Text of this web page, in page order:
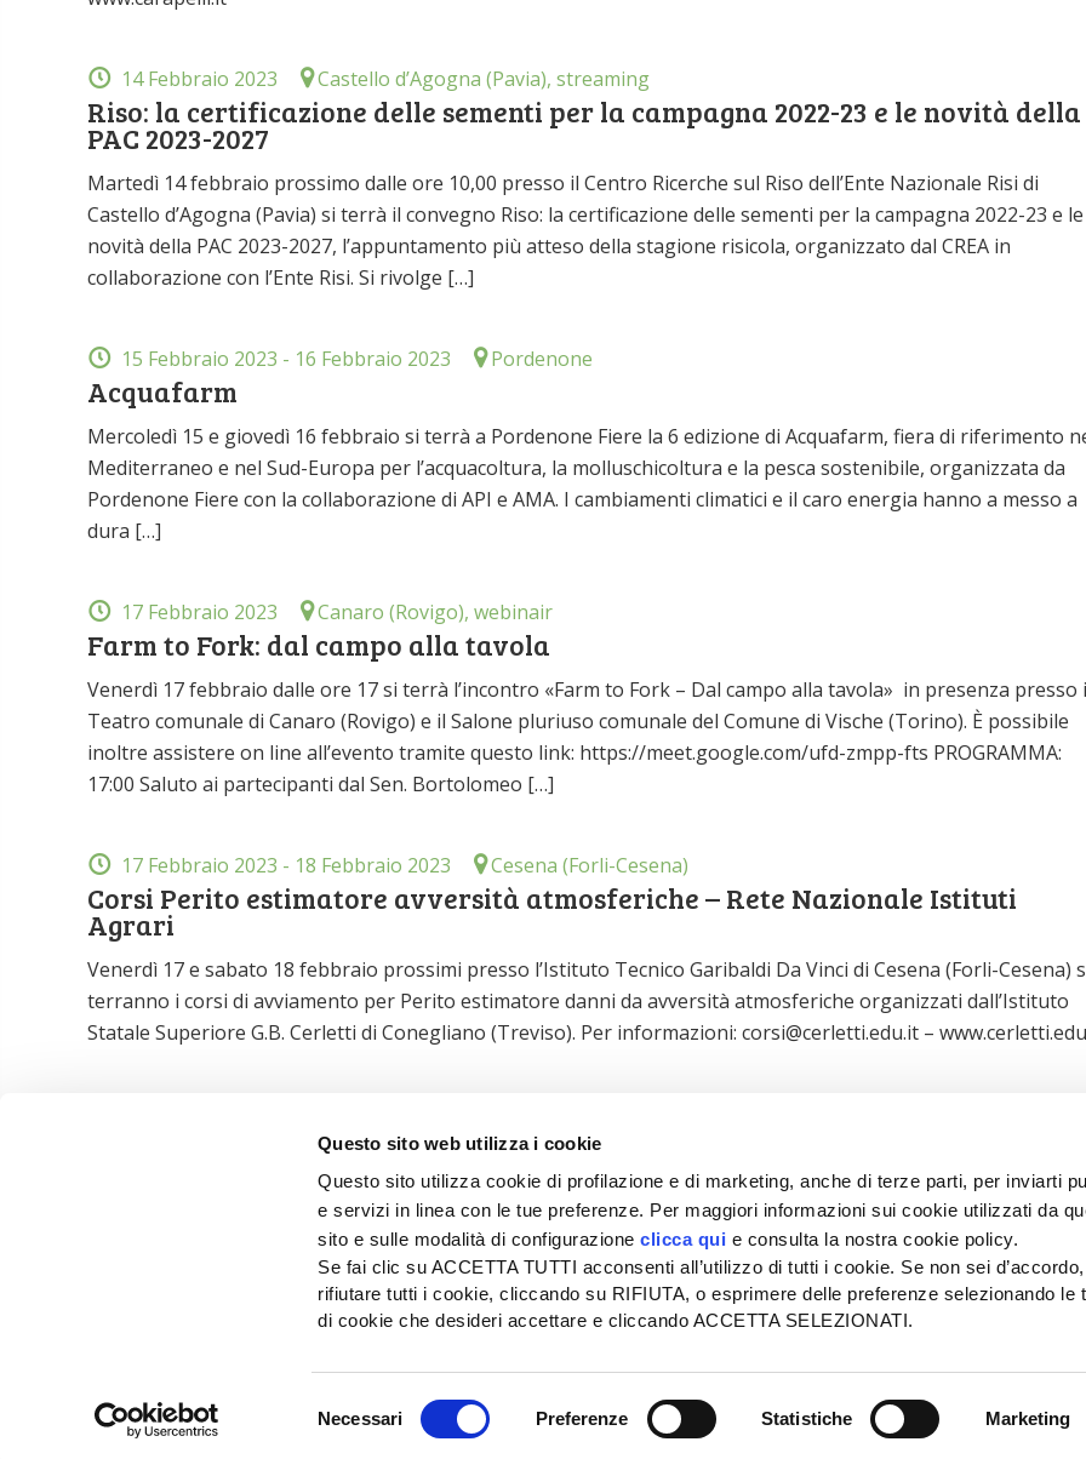
Questo sito web utilizza i cookie
Questo sito utilizza cookie di profilazione e di marketing, anche di terze parti, per inviarti
e servizi in linea con le tue preferenze. Per maggiori informazioni sui cookie utilizzati da
sito e sulle modalità di configurazioneclicca qui e consulta la nostra cookie policy.
Se fai clic su ACCETTA TUTTI acconsenti all’utilizzo di tutti i cookie. Se non sei
rifiutare tutti i cookie, cliccando su RIFIUTA, o esprimere delle preferenze selezionando le
di cookie che desideri accettare e cliccando ACCETTA SELEZIONATI.
Necessari Preferenze Statistiche Marketing
14 Febbraio 2023 Castello d’Agogna (Pavia), streaming
Riso: la certificazione delle sementi per la campagna 2022-23 e le novità della
PAC 2023-2027
Martedì 14 febbraio prossimo dalle ore 10,00 presso il Centro Ricerche sul Riso dell’Ente Nazionale Risi di
Castello d’Agogna (Pavia) si terrà il convegno Riso: la certificazione delle sementi per la campagna 2022-23 e le
novità della PAC 2023-2027, l’appuntamento più atteso della stagione risicola, organizzato dal CREA in
collaborazione con l’Ente Risi. Si rivolge […]
15 Febbraio 2023 - 16 Febbraio 2023 Pordenone
Acquafarm
Mercoledì 15 e giovedì 16 febbraio si terrà a Pordenone Fiere la 6 edizione di Acquafarm, fiera di riferimento
Mediterraneo e nel Sud-Europa per l’acquacoltura, la molluschicoltura e la pesca sostenibile, organizzata da
Pordenone Fiere con la collaborazione di API e AMA. I cambiamenti climatici e il caro energia hanno a messo a
dura […]
17 Febbraio 2023 Canaro (Rovigo), webinair
Farm to Fork: dal campo alla tavola
Venerdì 17 febbraio dalle ore 17 si terrà l’incontro «Farm to Fork – Dal campo alla tavola» in presenza presso
Teatro comunale di Canaro (Rovigo) e il Salone pluriuso comunale del Comune di Vische (Torino). È possibile
inoltre assistere on line all’evento tramite questo link: https://meet.google.com/ufd-zmpp-fts PROGRAMMA:
17:00 Saluto ai partecipanti dal Sen. Bortolomeo […]
17 Febbraio 2023 - 18 Febbraio 2023 Cesena (Forli-Cesena)
Corsi Perito estimatore avversità atmosferiche – Rete Nazionale Istituti
Agrari
Venerdì 17 e sabato 18 febbraio prossimi presso l’Istituto Tecnico Garibaldi Da Vinci di Cesena (Forli-Cesena)
terranno i corsi di avviamento per Perito estimatore danni da avversità atmosferiche organizzati dall’Istituto
Statale Superiore G.B. Cerletti di Conegliano (Treviso). Per informazioni: corsi@cerletti.edu.it –
EDIZIONI L'INFORMATORE AGRARIO Srl
SEDE
Tel + 39.045.8057511
info@informatoreagrario.it
PUBBLICITÀ
Tel +
© 2026 Edizioni L'informatore Agrario S.r.l-Tutti i diritti riservati - Partita iva: 00230010233 Reg. imp. di Verona nr.
PRIVACY E COOKIE POLICY| ACCESSIBILITÀ | GESTIONE DELLE